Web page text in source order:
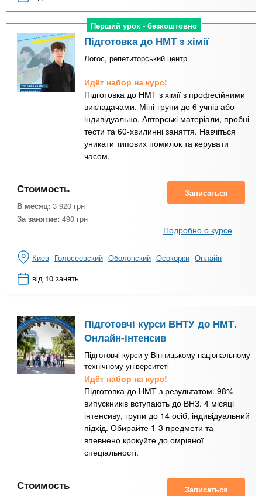
Перший урок - безкоштовно
Перший урок - безкоштовно
Підготовка до НМТ з хімії
Логос, репетиторський центр
Идёт набор на курс!
Підготовка до НМТ з хімії з професійними
викладачами. Міні-групи до 6 учнів або
індивідуально. Авторські матеріали, пробні
тести та 60-хвилинні заняття. Навчіться
уникати типових помилок та керувати
часом.
Стоимость
В месяц: 3 920 грн
За занятие: 490 грн
Записаться
Подробно о курсе
Киев Голосеевский Оболонский Осокорки Онлайн
від 10 занять
Підготовчі курси ВНТУ до НМТ.
Онлайн-інтенсив
Підготовчі курси у Вінницькому національному
технічному університеті
Идёт набор на курс!
Підготовка до НМТ з результатом: 98%
випускників вступають до ВНЗ. 4 місяці
інтенсиву, групи до 14 осіб, індивідуальний
підхід. Обирайте 1-3 предмети та
впевнено крокуйте до омріяної
спеціальності.
Стоимость Записаться